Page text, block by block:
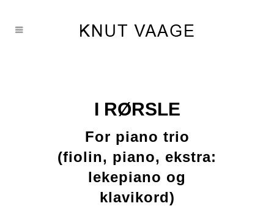
I RØRSLE
For piano trio
(fiolin, piano, ekstra:
lekepiano og
klavikord)